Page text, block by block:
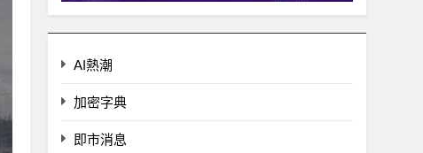
AI熱潮
加密字典
即市消息